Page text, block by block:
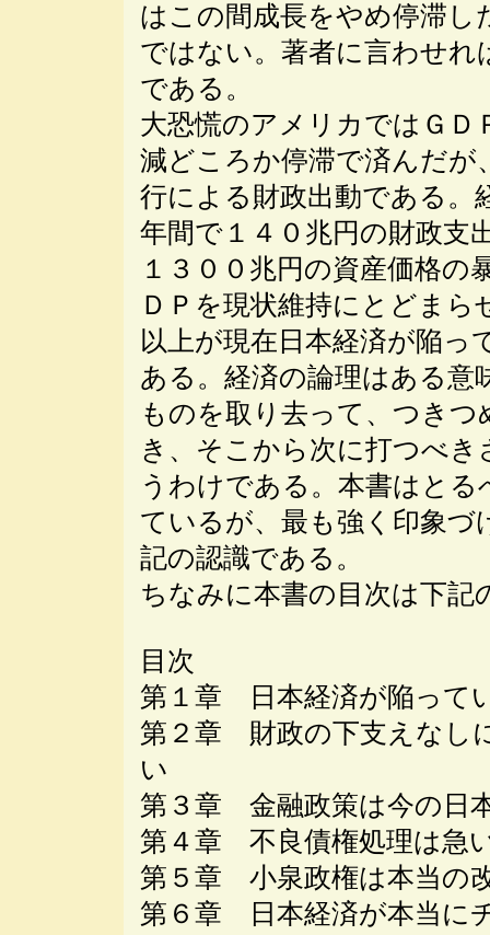
はこの間成長をやめ停滞
ではない。著者に言わせ
である。
大恐慌のアメリカではＧＤ
減どころか停滞で済んだが
行による財政出動である。
年間で１４０兆円の財政支
１３００兆円の資産価格の
ＤＰを現状維持にとどまら
以上が現在日本経済が陥っ
ある。経済の論理はある意
ものを取り去って、つき
き、そこから次に打つべ
うわけである。本書はと
ているが、最も強く印象
記の認識である。
ちなみに本書の目次は下記
目次
第１章 日本経済が陥って
第２章 財政の下支えなし
い
第３章 金融政策は今の日
第４章 不良債権処理は急
第５章 小泉政権は本当の
第６章 日本経済が本当に